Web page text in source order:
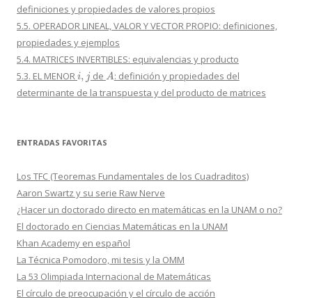
definiciones y propiedades de valores propios
5.5. OPERADOR LINEAL, VALOR Y VECTOR PROPIO: definiciones,
propiedades y ejemplos
5.4. MATRICES INVERTIBLES: equivalencias y producto
5.3. EL MENORi,j de A: definición y propiedades del
determinante de la transpuesta y del producto de matrices
ENTRADAS FAVORITAS
Los TFC (Teoremas Fundamentales de los Cuadraditos)
Aaron Swartz y su serie Raw Nerve
¿Hacer un doctorado directo en matemáticas en la UNAM o no?
El doctorado en Ciencias Matemáticas en la UNAM
Khan Academy en español
La Técnica Pomodoro, mi tesis y la OMM
La 53 Olimpiada Internacional de Matemáticas
El círculo de preocupación y el círculo de acción